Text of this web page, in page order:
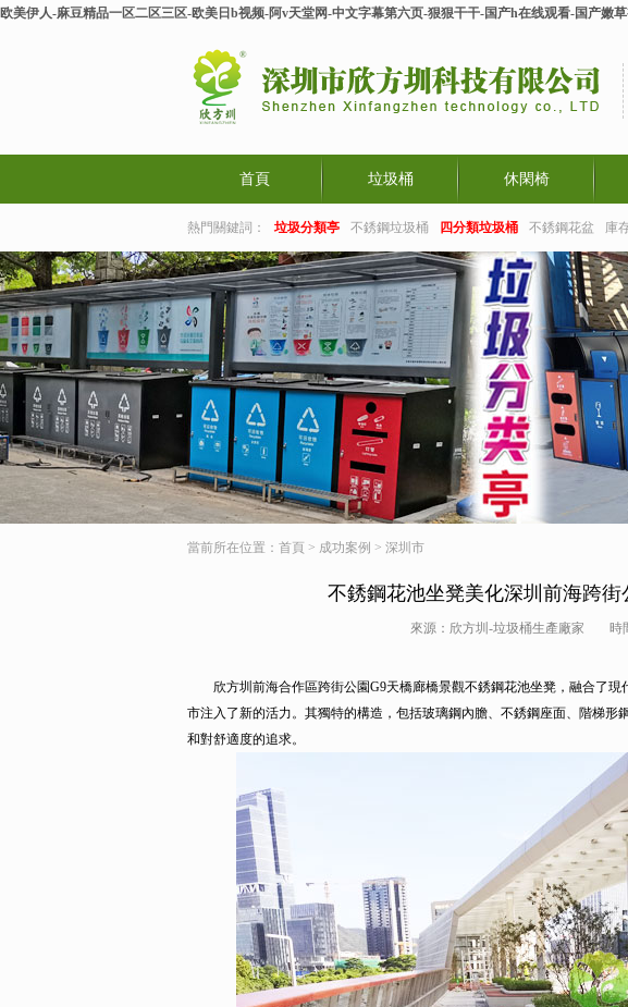
欧美伊人-麻豆精品一区二区三区-欧美日b视频-阿v天堂网-中文字幕第六页-狠狠干干-国产h在线观看-国产
首頁 垃圾桶 休閑椅
熱門關鍵詞： 垃圾分類亭 不銹鋼垃圾桶 四分類垃圾桶 不銹鋼花盆 庫
當前所在位置： 首頁 > 成功案例 > 深圳市
不銹鋼花池坐凳美化深圳前海跨
來源：欣方圳-垃圾桶生產廠家 時
欣方圳前海合作區跨街公園G9天橋廊橋景觀不銹鋼花池坐凳，融合了現
市注入了新的活力。其獨特的構造，包括玻璃鋼內膽、不銹鋼座面、階梯
和對舒適度的追求。